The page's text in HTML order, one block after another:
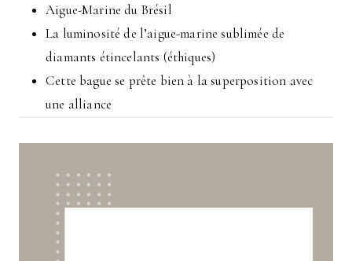
Aigue-Marine du Brésil
La luminosité de l’aigue-marine sublimée de
diamants étincelants (éthiques)
Cette bague se prête bien à la superposition avec
une alliance